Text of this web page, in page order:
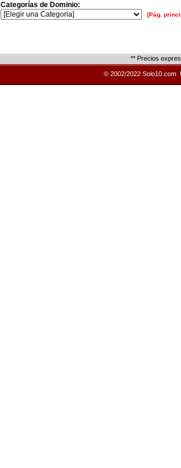
Categorías de Dominio:
[Pág.
** Precios
© 2002/2022 Solo10.com